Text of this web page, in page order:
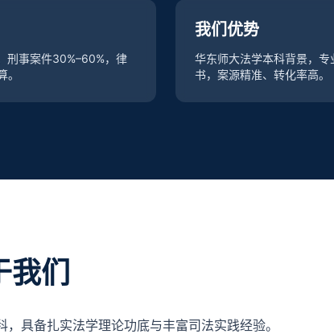
刑事案件30%–60%，律
我们优势
华东师大法学本科背景，
书，案源精准、转化率高。
我们
，具备扎实法学理论功底与丰富司法实践经验。